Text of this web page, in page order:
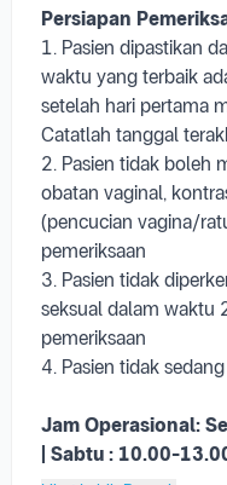
setelah hari pertama
Catatlah tanggal
2. Pasien tidak boleh
obatan vaginal,
(pencucian vagina/
pemeriksaan
3. Pasien tidak
seksual dalam waktu
pemeriksaan
4. Pasien tidak
Jam Operasional:
|Sabtu : 10.00-
Lihat Lebih Banyak